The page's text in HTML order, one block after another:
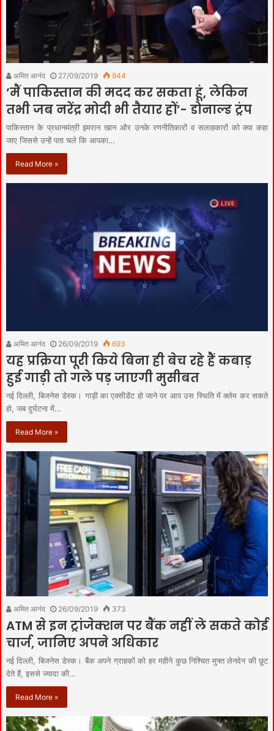
अमित आनंद 27/09/2019 944
‘मैं पाकिस्तान की मदद कर सकता हूं, लेकिन
तभी जब नरेंद्र मोदी भी तैयार हों’- डोनाल्ड ट्रंप
पाकिस्तान के प्रधानमंत्री इमरान खान और उनके रणनीतिकारों व सलाहकारों को क्या कहा
जाए जिससे उन्हें पता चले कि आपका…
Read More »
अमित आनंद 26/09/2019 693
यह प्रक्रिया पूरी किये बिना ही बेच रहे हैं कबाड़
हुई गाड़ी तो गले पड़ जाएगी मुसीबत
नई दिल्ली, बिजनेस डेस्क। गाड़ी का एक्सीडेंट हो जाने पर आप उस स्थिति में क्लेम कर सकते
हो, जब दुर्घटना में…
Read More »
अमित आनंद 26/09/2019 373
ATM से इन ट्रांजेक्शन पर बैंक नहीं ले सकते कोई
चार्ज, जानिए अपने अधिकार
नई दिल्ली, बिजनेस डेस्क। बैंक अपने ग्राहकों को हर महीने कुछ निश्चित मुफ्त लेनदेन की छूट
देते हैं, इससे ज्यादा की…
Read More »